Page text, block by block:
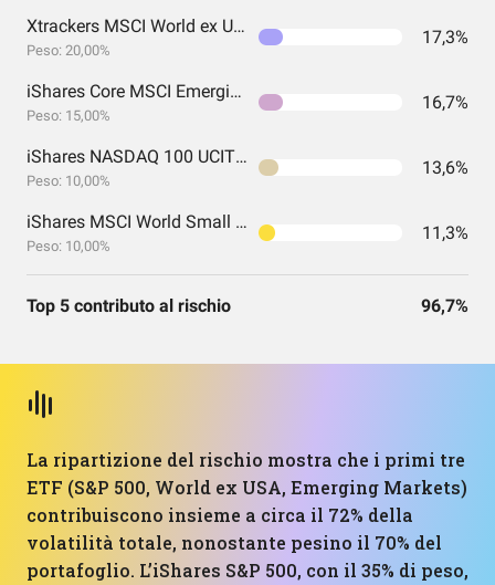
Xtrackers MSCI World ex USA UCITS ETF 1C USD
Peso: 20,00%
17,3%
iShares Core MSCI Emerging Markets IMI UCITS
Peso: 15,00%
16,7%
iShares NASDAQ 100 UCITS ETF USD (Acc)
Peso: 10,00%
13,6%
iShares MSCI World Small Cap UCITS ETF USD (Acc) EUR
Peso: 10,00%
11,3%
Top 5 contributo al rischio 96,7%
La ripartizione del rischio mostra che i primi tre
ETF (S&P 500, World ex USA, Emerging Markets)
contribuiscono insieme a circa il 72% della
volatilità totale, nonostante pesino il 70% del
portafoglio. L’iShares S&P 500, con il 35% di peso,